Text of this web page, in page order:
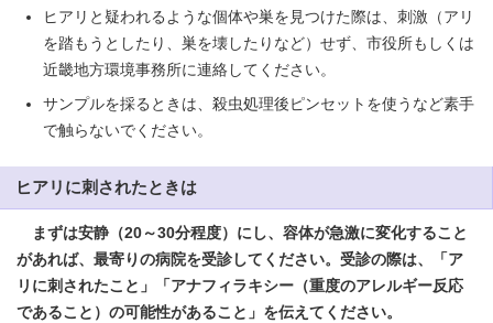
ヒアリと疑われるような個体や巣を見つけた際は、刺激（アリ
を踏もうとしたり、巣を壊したりなど）せず、市役所もしくは
近畿地方環境事務所に連絡してください。
サンプルを採るときは、殺虫処理後ピンセットを使うなど素手
で触らないでください。
ヒアリに刺されたときは
まずは安静（20～30分程度）にし、容体が急激に変化すること
があれば、最寄りの病院を受診してください。受診の際は、「ア
リに刺されたこと」「アナフィラキシー（重度のアレルギー反応
であること）の可能性があること」を伝えてください。